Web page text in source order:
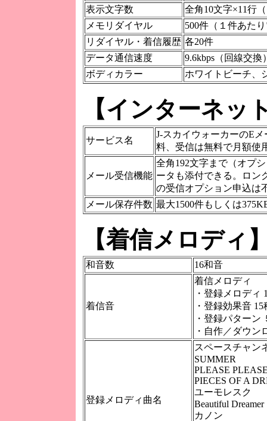
表示文字数
全角10文字×11行
メモリダイヤル
500件（１件あた
リダイヤル・着信履歴 各20件
データ通信速度
9.6kbps（回線交換
ボディカラー
ホワイトビーチ、
【インターネッ
サービス名
J-スカイウォーカーのE
料、受信は無料で月額使
メール受信機能
全角192文字まで（オプ
ータも添付できる。ロン
の受信オプション申込は
メール保存件数 最大1500件もしくは
【着信メロディ
和音数 16和音
着信音
着信メロディ
・登録メロディ
・登録効果音 15
・登録パターン
・自作／ダウン
登録メロディ曲名
スペースチャン
SUMMER
PLEASE
PIECES OF A
ユーモレスク
Beautiful Dreamer
カノン